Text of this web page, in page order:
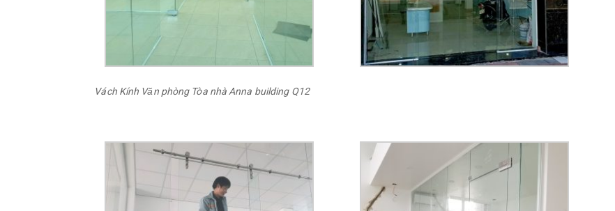
Vách Kính Văn phòng Tòa nhà Anna building Q12